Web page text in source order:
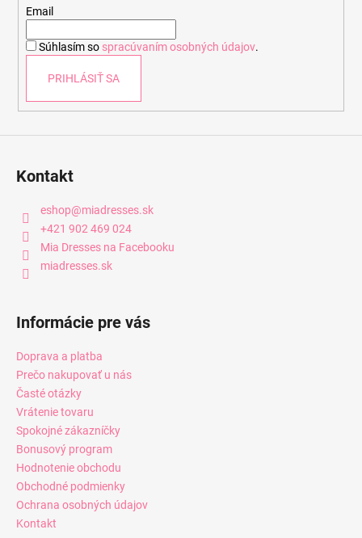
Email
Súhlasím so spracúvaním osobných údajov.
PRIHLÁSIŤ SA
Kontakt
eshop@miadresses.sk
+421 902 469 024
Mia Dresses na Facebooku
miadresses.sk
Informácie pre vás
Doprava a platba
Prečo nakupovať u nás
Časté otázky
Vrátenie tovaru
Spokojné zákazníčky
Bonusový program
Hodnotenie obchodu
Obchodné podmienky
Ochrana osobných údajov
Kontakt